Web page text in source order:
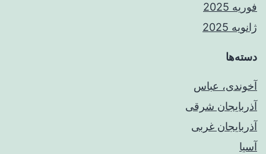
فوریه 2025
ژانویه 2025
دسته‌ها
آخوندی، عباس
آذربایجان شرقی
آذربایجان غربی
آسیا